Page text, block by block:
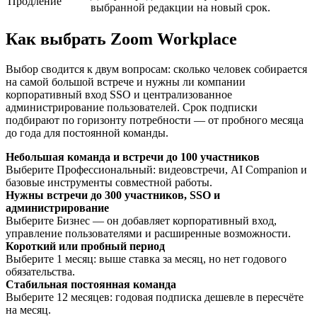
выбранной редакции на новый срок.
Как выбрать Zoom Workplace
Выбор сводится к двум вопросам: сколько человек собирается
на самой большой встрече и нужны ли компании
корпоративный вход SSO и централизованное
администрирование пользователей. Срок подписки
подбирают по горизонту потребности — от пробного месяца
до года для постоянной команды.
Небольшая команда и встречи до 100 участников
Выберите Профессиональный: видеовстречи, AI Companion и
базовые инструменты совместной работы.
Нужны встречи до 300 участников, SSO и
администрирование
Выберите Бизнес — он добавляет корпоративный вход,
управление пользователями и расширенные возможности.
Короткий или пробный период
Выберите 1 месяц: выше ставка за месяц, но нет годового
обязательства.
Стабильная постоянная команда
Выберите 12 месяцев: годовая подписка дешевле в пересчёте
на месяц.